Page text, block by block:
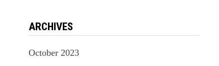
ARCHIVES
October 2023